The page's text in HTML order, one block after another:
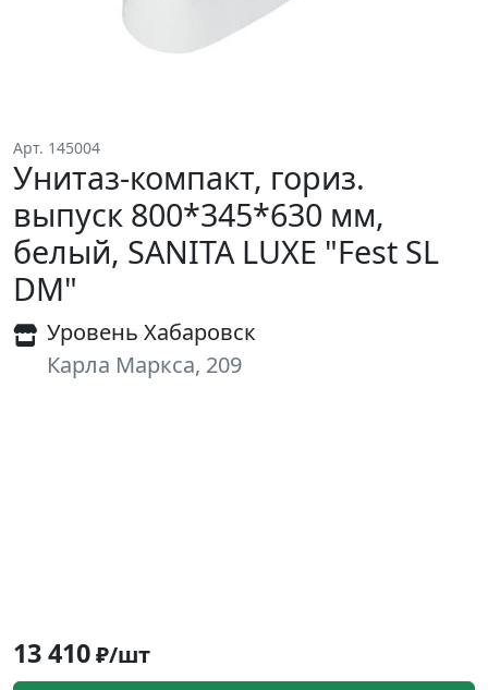
Арт. 145004
Унитаз-компакт, гориз.
выпуск 800*345*630 мм,
белый, SANITA LUXE "Fest SL
DM"
Уровень Хабаровск
Карла Маркса, 209
13 410₽/шт